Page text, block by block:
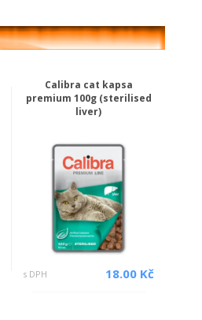
Calibra cat kapsa
premium 100g (sterilised
liver)
s DPH 18.00 Kč